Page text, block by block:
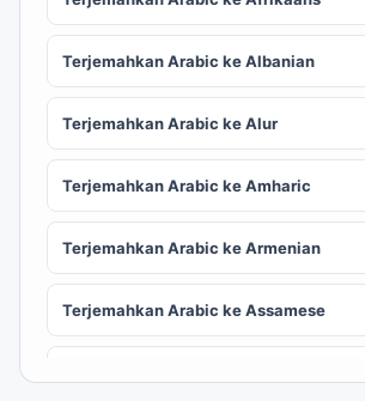
Terjemahkan Arabic ke Albanian
Terjemahkan Arabic ke Alur
Terjemahkan Arabic ke Amharic
Terjemahkan Arabic ke Armenian
Terjemahkan Arabic ke Assamese